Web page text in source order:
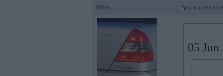
Mizx 05. Jun 2026,
05